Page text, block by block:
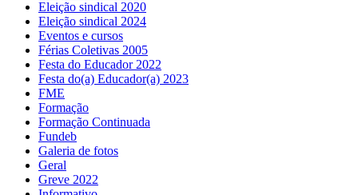
Eleição sindical 2020
Eleição sindical 2024
Eventos e cursos
Férias Coletivas 2005
Festa do Educador 2022
Festa do(a) Educador(a) 2023
FME
Formação
Formação Continuada
Fundeb
Galeria de fotos
Geral
Greve 2022